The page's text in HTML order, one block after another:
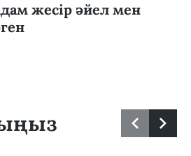
жесір әйел мен